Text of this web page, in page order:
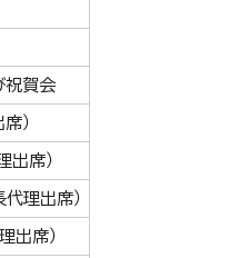
祝賀会
）
出席）
理出席）
出席）